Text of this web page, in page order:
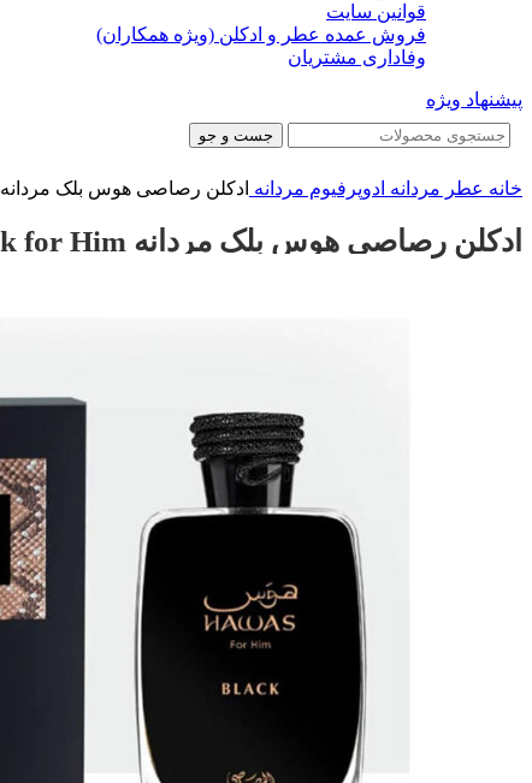
قوانین سایت
فروش عمده عطر و ادکلن (ویژه همکاران)
وفاداری مشتریان
پیشنهاد ویژه
جست و جو
خانه عطر مردانه ادوپرفیوم مردانه ادکلن رصاصی هوس بلک مردانه Rasasi Hawas Black for Him
ادکلن رصاصی هوس بلک مردانه Rasasi Hawas Black for Him